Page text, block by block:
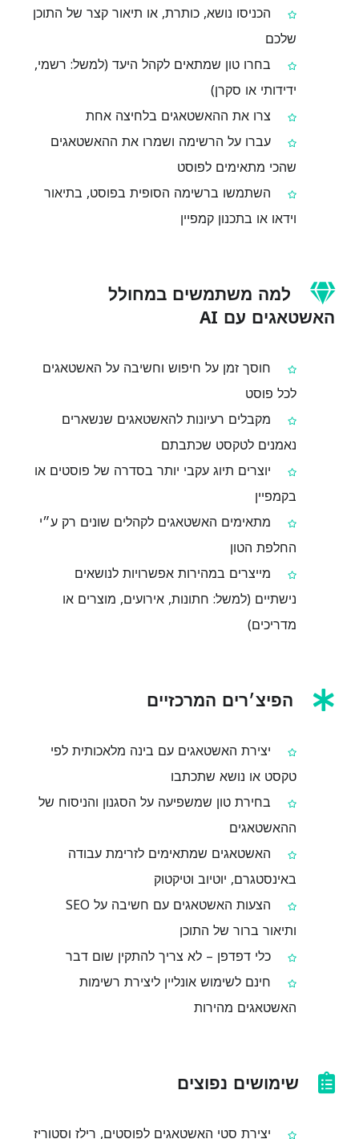
הכניסו נושא, כותרת, או תיאור קצר של התוכן
שלכם
בחרו טון שמתאים לקהל היעד (למשל: רשמי,
ידידותי או סקרן)
צרו את ההאשטאגים בלחיצה אחת
עברו על הרשימה ושמרו את ההאשטאגים
שהכי מתאימים לפוסט
השתמשו ברשימה הסופית בפוסט, בתיאור
וידאו או בתכנון קמפיין
למה משתמשים במחולל
האשטאגים עם AI
חוסך זמן על חיפוש וחשיבה על האשטאגים
לכל פוסט
מקבלים רעיונות להאשטאגים שנשארים
נאמנים לטקסט שכתבתם
יוצרים תיוג עקבי יותר בסדרה של פוסטים או
בקמפיין
מתאימים האשטאגים לקהלים שונים רק ע״י
החלפת הטון
מייצרים במהירות אפשרויות לנושאים
נישתיים (למשל: חתונות, אירועים, מוצרים או
מדריכים)
הפיצ׳רים המרכזיים
יצירת האשטאגים עם בינה מלאכותית לפי
טקסט או נושא שתכתבו
בחירת טון שמשפיעה על הסגנון והניסוח של
ההאשטאגים
האשטאגים שמתאימים לזרימת עבודה
באינסטגרם, יוטיוב וטיקטוק
הצעות האשטאגים עם חשיבה על SEO
ותיאור ברור של התוכן
כלי דפדפן – לא צריך להתקין שום דבר
חינם לשימוש אונליין ליצירת רשימות
האשטאגים מהירות
שימושים נפוצים
יצירת סטי האשטאגים לפוסטים, רילז וסטוריז